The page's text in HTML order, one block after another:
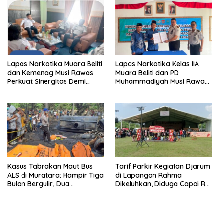
Lapas Narkotika Muara Beliti
dan Kemenag Musi Rawas
Perkuat Sinergitas Demi
Lapas Narkotika Kelas IIA
Muara Beliti dan PD
Muhammadiyah Musi Rawas
Kasus Tabrakan Maut Bus
ALS di Muratara: Hampir Tiga
Bulan Bergulir, Dua
Tarif Parkir Kegiatan Djarum
di Lapangan Rahma
Dikeluhkan, Diduga Capai Rp